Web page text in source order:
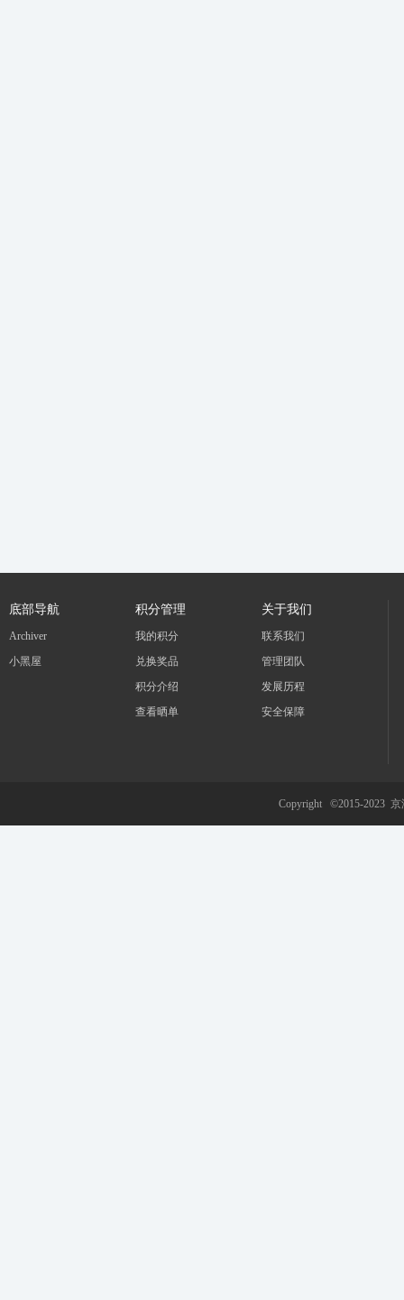
底部导航
Archiver
小黑屋
积分管理
我的积分
兑换奖品
积分介绍
查看晒单
关于我们
联系我们
管理团队
发展历程
安全保障
Copyright ©2015-2023 京